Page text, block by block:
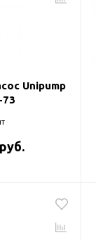
Unipump
73